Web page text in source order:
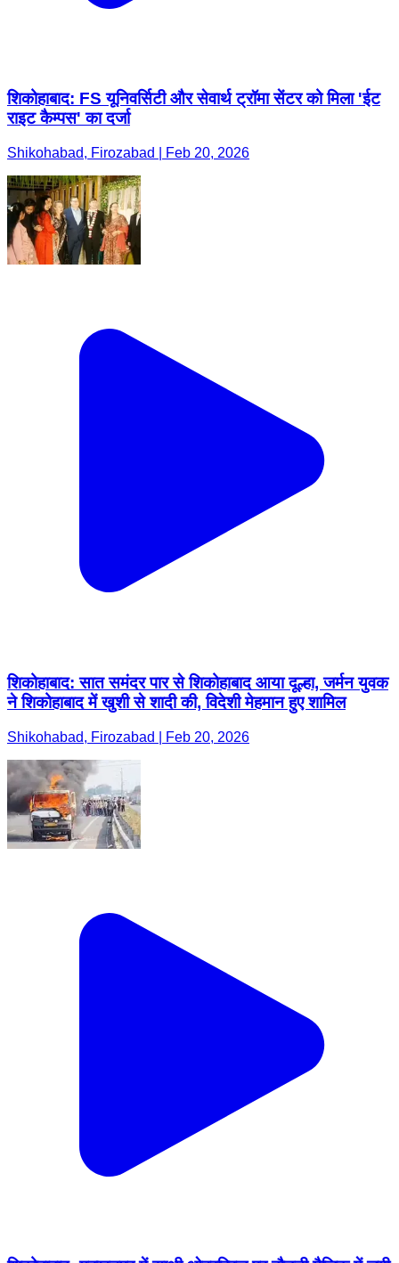
शिकोहाबाद: FS यूनिवर्सिटी और सेवार्थ ट्रॉमा सेंटर को मिला 'ईट
राइट कैम्पस' का दर्जा
Shikohabad, Firozabad | Feb 20, 2026
शिकोहाबाद: सात समंदर पार से शिकोहाबाद आया दूल्हा, जर्मन युवक
ने शिकोहाबाद में खुशी से शादी की, विदेशी मेहमान हुए शामिल
Shikohabad, Firozabad | Feb 20, 2026